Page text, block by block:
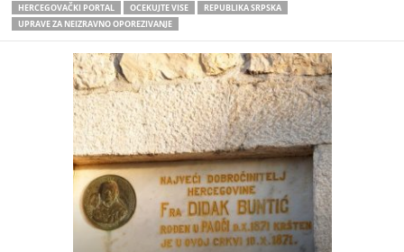
HERCEGOVAČKI PORTAL
OCEKUJTE VISE
REPUBLIKA SRPSKA
UPRAVE ZA NEIZRAVNO OPOREZIVANJE